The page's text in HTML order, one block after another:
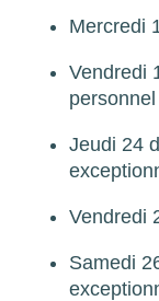
Mercredi
Vendredi
personnel
Jeudi 24
Vendredi
Samedi